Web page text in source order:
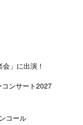
」に出演！
ンサート2027
コール